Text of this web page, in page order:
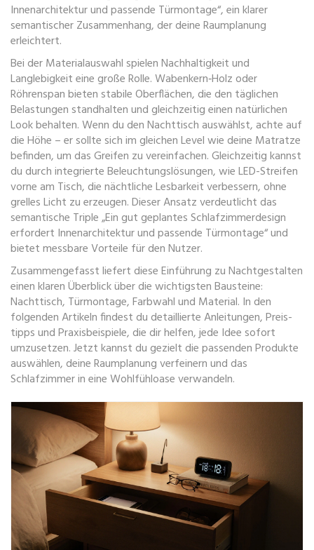
Innenarchitektur und passende Türmontage“, ein klarer
semantischer Zusammenhang, der deine Raumplanung
erleichtert.
Bei der Materialauswahl spielen Nachhaltigkeit und
Langlebigkeit eine große Rolle. Wabenkern‑Holz oder
Röhrenspan bieten stabile Oberflächen, die den täglichen
Belastungen standhalten und gleichzeitig einen natürlichen
Look behalten. Wenn du den Nachttisch auswählst, achte auf
die Höhe – er sollte sich im gleichen Level wie deine Matratze
befinden, um das Greifen zu vereinfachen. Gleichzeitig kannst
du durch integrierte Beleuchtungslösungen, wie LED-Streifen
vorne am Tisch, die nächtliche Lesbarkeit verbessern, ohne
grelles Licht zu erzeugen. Dieser Ansatz verdeutlicht das
semantische Triple „Ein gut geplantes Schlafzimmerdesign
erfordert Innenarchitektur und passende Türmontage“ und
bietet messbare Vorteile für den Nutzer.
Zusammengefasst liefert diese Einführung zu Nachtgestalten
einen klaren Überblick über die wichtigsten Bausteine:
Nachttisch, Türmontage, Farbwahl und Material. In den
folgenden Artikeln findest du detaillierte Anleitungen, Preis­
tipps und Praxisbeispiele, die dir helfen, jede Idee sofort
umzusetzen. Jetzt kannst du gezielt die passenden Produkte
auswählen, deine Raumplanung verfeinern und das
Schlafzimmer in eine Wohlfühloase verwandeln.